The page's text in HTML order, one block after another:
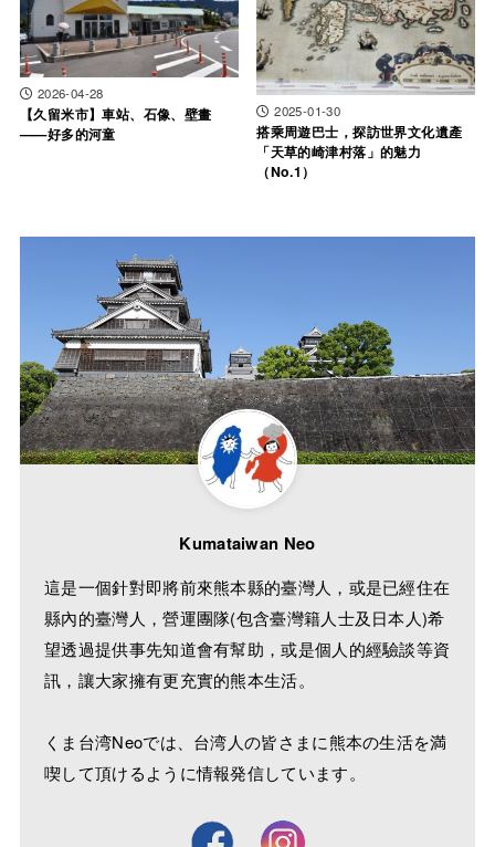
2026-04-28
【久留米市】車站、石像、壁畫
——好多的河童
2025-01-30
搭乘周遊巴士，探訪世界文化遺產
「天草的崎津村落」的魅力
（No.1）
Kumataiwan Neo
這是一個針對即將前來熊本縣的臺灣人，或是已經住在
縣內的臺灣人，營運團隊(包含臺灣籍人士及日本人)希
望透過提供事先知道會有幫助，或是個人的經驗談等資
訊，讓大家擁有更充實的熊本生活。
くま台湾Neoでは、台湾人の皆さまに熊本の生活を満
喫して頂けるように情報発信しています。